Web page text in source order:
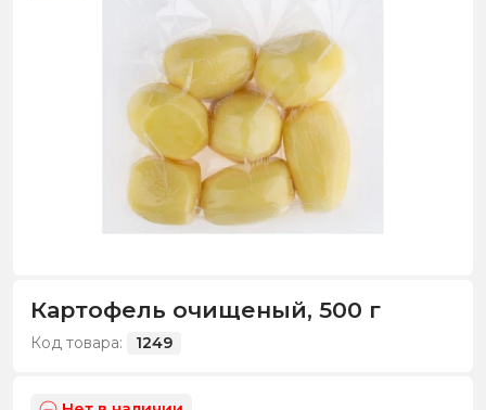
Картофель очищеный, 500 г
Код товара: 1249